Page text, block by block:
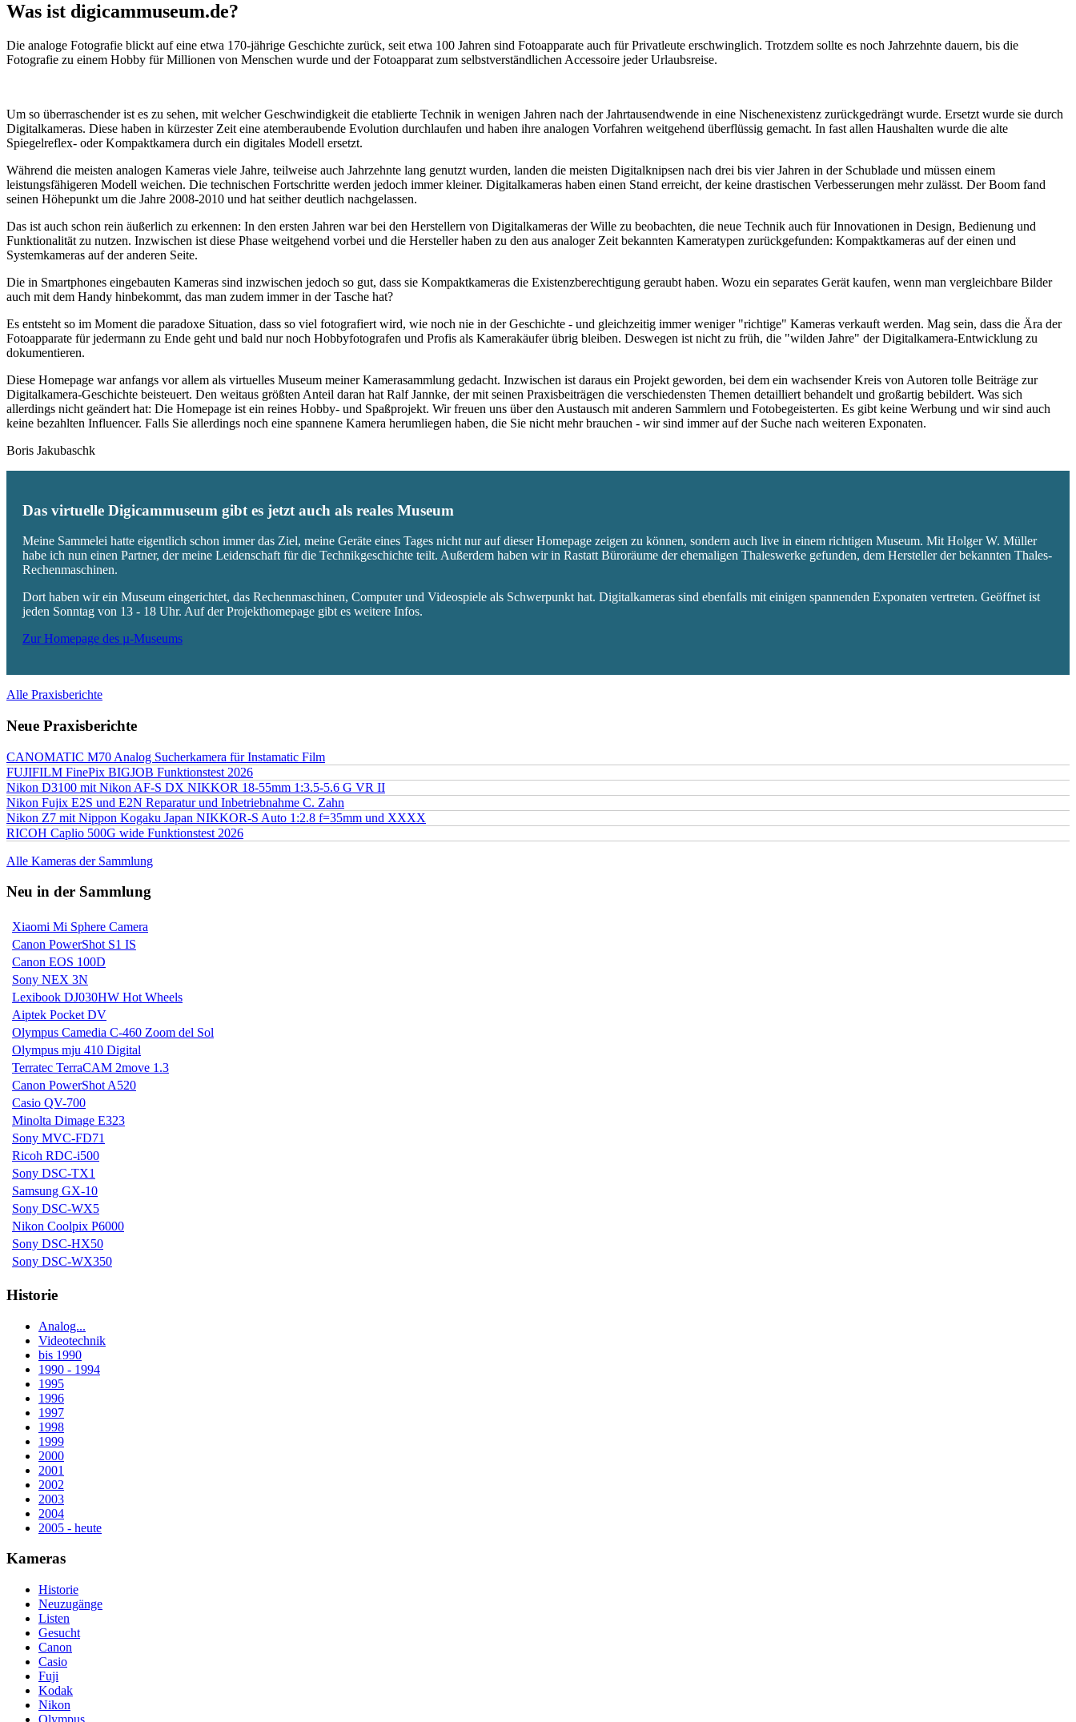
Was ist digicammuseum.de?
Die analoge Fotografie blickt auf eine etwa 170-jährige Geschichte zurück, seit etwa 100 Jahren sind Fotoapparate auch für Privatleute erschwinglich. Trotzdem sollte es noch Jahrzehnte dauern, bis die
Fotografie zu einem Hobby für Millionen von Menschen wurde und der Fotoapparat zum selbstverständlichen Accessoire jeder Urlaubsreise.
Um so überraschender ist es zu sehen, mit welcher Geschwindigkeit die etablierte Technik in wenigen Jahren nach der Jahrtausendwende in eine Nischenexistenz zurückgedrängt wurde. Ersetzt wurde sie durch
Digitalkameras. Diese haben in kürzester Zeit eine atemberaubende Evolution durchlaufen und haben ihre analogen Vorfahren weitgehend überflüssig gemacht. In fast allen Haushalten wurde die alte
Spiegelreflex- oder Kompaktkamera durch ein digitales Modell ersetzt.
Während die meisten analogen Kameras viele Jahre, teilweise auch Jahrzehnte lang genutzt wurden, landen die meisten Digitalknipsen nach drei bis vier Jahren in der Schublade und müssen einem
leistungsfähigeren Modell weichen. Die technischen Fortschritte werden jedoch immer kleiner. Digitalkameras haben einen Stand erreicht, der keine drastischen Verbesserungen mehr zulässt. Der Boom fand
seinen Höhepunkt um die Jahre 2008-2010 und hat seither deutlich nachgelassen.
Das ist auch schon rein äußerlich zu erkennen: In den ersten Jahren war bei den Herstellern von Digitalkameras der Wille zu beobachten, die neue Technik auch für Innovationen in Design, Bedienung und
Funktionalität zu nutzen. Inzwischen ist diese Phase weitgehend vorbei und die Hersteller haben zu den aus analoger Zeit bekannten Kameratypen zurückgefunden: Kompaktkameras auf der einen und
Systemkameras auf der anderen Seite.
Die in Smartphones eingebauten Kameras sind inzwischen jedoch so gut, dass sie Kompaktkameras die Existenzberechtigung geraubt haben. Wozu ein separates Gerät kaufen, wenn man vergleichbare Bilder
auch mit dem Handy hinbekommt, das man zudem immer in der Tasche hat?
Es entsteht so im Moment die paradoxe Situation, dass so viel fotografiert wird, wie noch nie in der Geschichte - und gleichzeitig immer weniger "richtige" Kameras verkauft werden. Mag sein, dass die Ära der
Fotoapparate für jedermann zu Ende geht und bald nur noch Hobbyfotografen und Profis als Kamerakäufer übrig bleiben. Deswegen ist nicht zu früh, die "wilden Jahre" der Digitalkamera-Entwicklung zu
dokumentieren.
Diese Homepage war anfangs vor allem als virtuelles Museum meiner Kamerasammlung gedacht. Inzwischen ist daraus ein Projekt geworden, bei dem ein wachsender Kreis von Autoren tolle Beiträge zur
Digitalkamera-Geschichte beisteuert. Den weitaus größten Anteil daran hat Ralf Jannke, der mit seinen Praxisbeiträgen die verschiedensten Themen detailliert behandelt und großartig bebildert. Was sich
allerdings nicht geändert hat: Die Homepage ist ein reines Hobby- und Spaßprojekt. Wir freuen uns über den Austausch mit anderen Sammlern und Fotobegeisterten. Es gibt keine Werbung und wir sind auch
keine bezahlten Influencer. Falls Sie allerdings noch eine spannene Kamera herumliegen haben, die Sie nicht mehr brauchen - wir sind immer auf der Suche nach weiteren Exponaten.
Boris Jakubaschk
Das virtuelle Digicammuseum gibt es jetzt auch als reales Museum
Meine Sammelei hatte eigentlich schon immer das Ziel, meine Geräte eines Tages nicht nur auf dieser Homepage zeigen zu können, sondern auch live in einem richtigen Museum. Mit Holger W. Müller
habe ich nun einen Partner, der meine Leidenschaft für die Technikgeschichte teilt. Außerdem haben wir in Rastatt Büroräume der ehemaligen Thaleswerke gefunden, dem Hersteller der bekannten Thales-
Rechenmaschinen.
Dort haben wir ein Museum eingerichtet, das Rechenmaschinen, Computer und Videospiele als Schwerpunkt hat. Digitalkameras sind ebenfalls mit einigen spannenden Exponaten vertreten. Geöffnet ist
jeden Sonntag von 13 - 18 Uhr. Auf der Projekthomepage gibt es weitere Infos.
Zur Homepage des µ-Museums
Alle Praxisberichte
Neue Praxisberichte
CANOMATIC M70 Analog Sucherkamera für Instamatic Film
FUJIFILM FinePix BIGJOB Funktionstest 2026
Nikon D3100 mit Nikon AF-S DX NIKKOR 18-55mm 1:3.5-5.6 G VR II
Nikon Fujix E2S und E2N Reparatur und Inbetriebnahme C. Zahn
Nikon Z7 mit Nippon Kogaku Japan NIKKOR-S Auto 1:2.8 f=35mm und XXXX
RICOH Caplio 500G wide Funktionstest 2026
Alle Kameras der Sammlung
Neu in der Sammlung
Xiaomi Mi Sphere Camera
Canon PowerShot S1 IS
Canon EOS 100D
Sony NEX 3N
Lexibook DJ030HW Hot Wheels
Aiptek Pocket DV
Olympus Camedia C-460 Zoom del Sol
Olympus mju 410 Digital
Terratec TerraCAM 2move 1.3
Canon PowerShot A520
Casio QV-700
Minolta Dimage E323
Sony MVC-FD71
Ricoh RDC-i500
Sony DSC-TX1
Samsung GX-10
Sony DSC-WX5
Nikon Coolpix P6000
Sony DSC-HX50
Sony DSC-WX350
Historie
Analog...
Videotechnik
bis 1990
1990 - 1994
1995
1996
1997
1998
1999
2000
2001
2002
2003
2004
2005 - heute
Kameras
Historie
Neuzugänge
Listen
Gesucht
Canon
Casio
Fuji
Kodak
Nikon
Olympus